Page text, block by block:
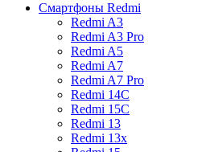
Смартфоны Redmi
Redmi A3
Redmi A3 Pro
Redmi A5
Redmi A7
Redmi A7 Pro
Redmi 14C
Redmi 15C
Redmi 13
Redmi 13x